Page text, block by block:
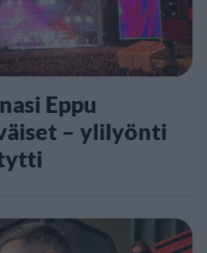
Eppu
– ylilyönti